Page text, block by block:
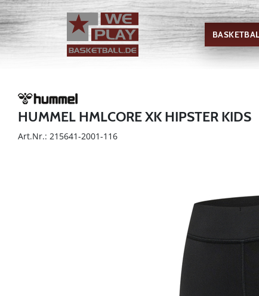
HUMMEL HMLCORE XK HIPSTER KIDS
Art.Nr.: 215641-2001-116